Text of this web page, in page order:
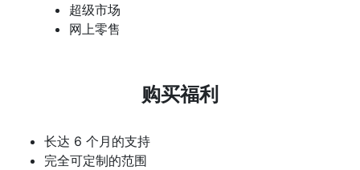
超级市场
网上零售
购买福利
长达 6 个月的支持
完全可定制的范围